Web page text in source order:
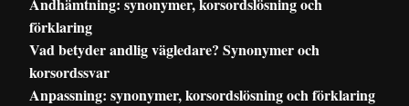
förklaring
Vad betyder andlig vägledare? Synonymer och
korsordssvar
Anpassning: synonymer, korsordslösning och förklaring